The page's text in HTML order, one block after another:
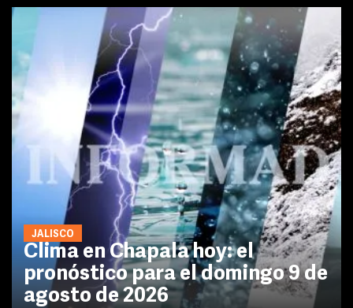
JALISCO
Clima en Chapala hoy: el
pronóstico para el domingo 9 de
agosto de 2026